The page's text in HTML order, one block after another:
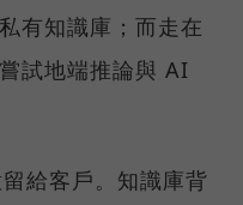
有知識庫；而走在
試地端推論與 AI
給客戶。知識庫背